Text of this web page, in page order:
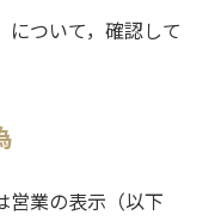
ついて，確認して
業の表示（以下